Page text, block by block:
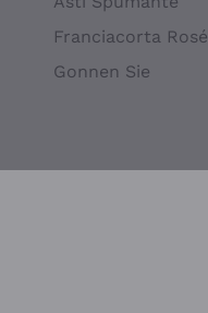
Franciacorta Rosé
Gonnen Sie